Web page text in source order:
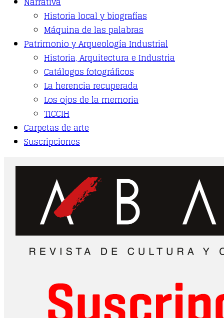
product
Historia local y biografías
Máquina de las palabras
Patrimonio y Arqueología Industrial
Historia, Arquitectura e Industria
Catálogos fotográficos
La herencia recuperada
Los ojos de la memoria
TICCIH
Carpetas de arte
Suscripciones